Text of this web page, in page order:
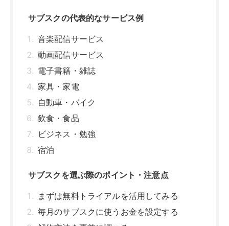
サブスクを選ぶ際のポイント・注意点
まずは無料トライアルを活用してみる
毎月のサブスクに使うお金を設定する
購入するほうが安い場合もある
まとめ｜サブスクは上手に使えば日常を豊か
にしてくれる
関連記事はこちら
サブスクとは